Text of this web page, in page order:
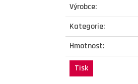
Výrobce:
Kategorie:
Hmotnost:
Tisk